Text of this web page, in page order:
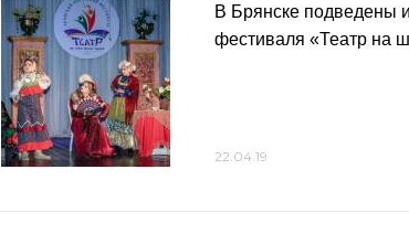
В Брянске подведены
фестиваля «Театр на
22.04.19